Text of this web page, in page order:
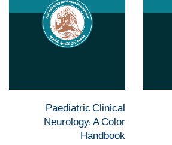
Paediatric Clinical
Neurology: A Color
Handbook